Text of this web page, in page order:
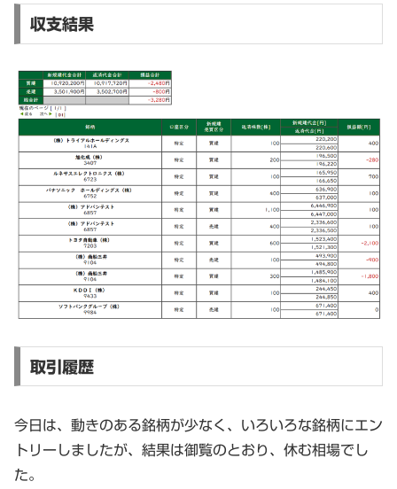
収支結果
取引履歴
今日は、動きのある銘柄が少なく、いろいろな銘柄にエン
トリーしましたが、結果は御覧のとおり、休む相場でし
た。